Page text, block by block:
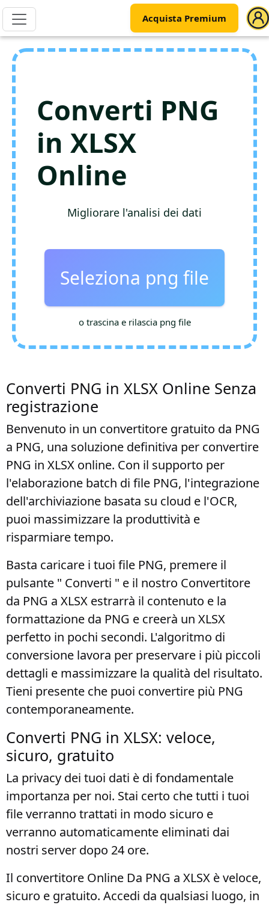
Acquista Premium
Converti PNG
in XLSX
Online
Migliorare l'analisi dei dati
Seleziona png file
o trascina e rilascia png file
Converti PNG in XLSX Online Senza
registrazione
Benvenuto in un convertitore gratuito da PNG
a PNG, una soluzione definitiva per convertire
PNG in XLSX online. Con il supporto per
l'elaborazione batch di file PNG, l'integrazione
dell'archiviazione basata su cloud e l'OCR,
puoi massimizzare la produttività e
risparmiare tempo.
Basta caricare i tuoi file PNG, premere il
pulsante " Converti " e il nostro Convertitore
da PNG a XLSX estrarrà il contenuto e la
formattazione da PNG e creerà un XLSX
perfetto in pochi secondi. L'algoritmo di
conversione lavora per preservare i più piccoli
dettagli e massimizzare la qualità del risultato.
Tieni presente che puoi convertire più PNG
contemporaneamente.
Converti PNG in XLSX: veloce,
sicuro, gratuito
La privacy dei tuoi dati è di fondamentale
importanza per noi. Stai certo che tutti i tuoi
file verranno trattati in modo sicuro e
verranno automaticamente eliminati dai
nostri server dopo 24 ore.
Il convertitore Online Da PNG a XLSX è veloce,
sicuro e gratuito. Accedi da qualsiasi luogo, in